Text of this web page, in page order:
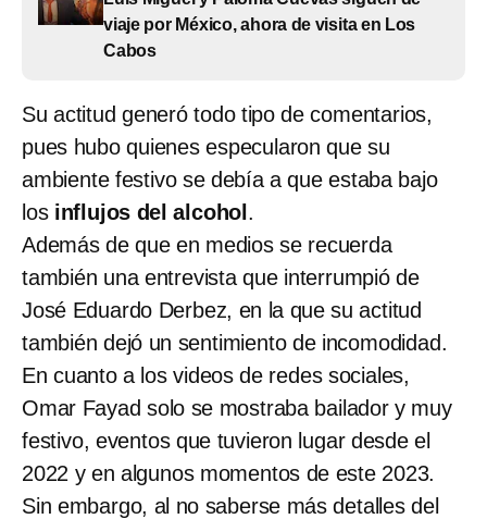
viaje por México, ahora de visita en Los
Cabos
Su actitud generó todo tipo de comentarios,
pues hubo quienes especularon que su
ambiente festivo se debía a que estaba bajo
losinflujos del alcohol .
Además de que en medios se recuerda
también una entrevista que interrumpió de
José Eduardo Derbez, en la que su actitud
también dejó un sentimiento de incomodidad.
En cuanto a los videos de redes sociales,
Omar Fayad solo se mostraba bailador y muy
festivo, eventos que tuvieron lugar desde el
2022 y en algunos momentos de este 2023.
Sin embargo, al no saberse más detalles del